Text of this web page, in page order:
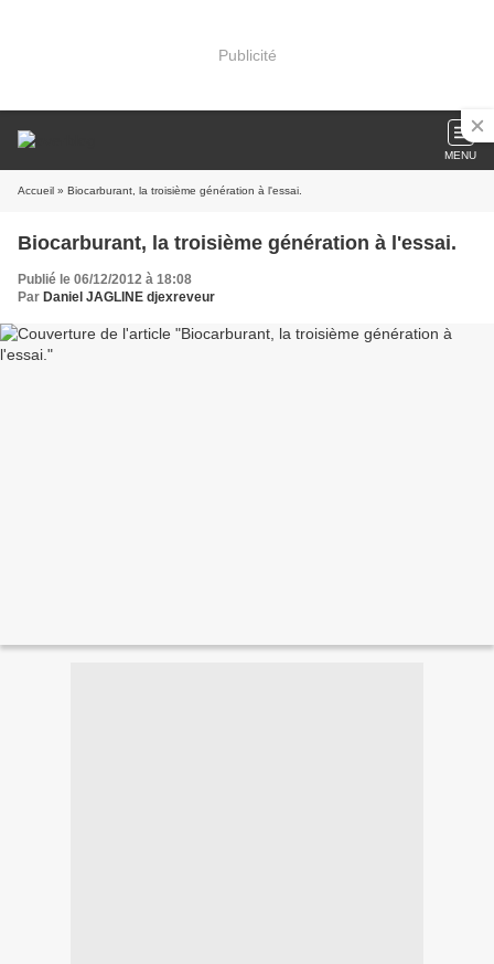
Publicité
MENU
Accueil » Biocarburant, la troisième génération à l'essai.
Biocarburant, la troisième génération à l'essai.
Publié le 06/12/2012 à 18:08
Par Daniel JAGLINE djexreveur